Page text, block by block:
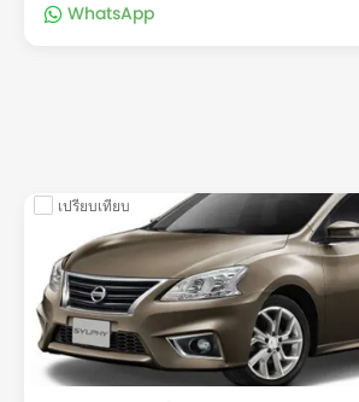
WhatsApp
เปรียบเทียบ